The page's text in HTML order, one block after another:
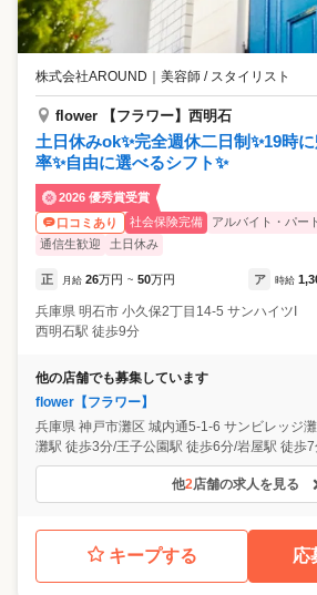
株式会社AROUND ｜ 美容師 / スタイリスト
flower 【フラワー】西明石
土日休みok✨完全週休二日制✨19時
率✨自由に選べるシフト✨
2026 優秀賞受賞
口コミあり
社会保険完備 アルバイト・パート
通信生歓迎
土日休み
正 月給 26万円 ~ 50万円 ア 時給
兵庫県 明石市 小久保2丁目14-5 サンハイツI
西明石駅 徒歩9分
他の店舗でも募集しています
flower【フラワー】
兵庫県 神戸市灘区 城内通5-1-6 サンビレッジ
他2店舗の求人を見る
キープする 応